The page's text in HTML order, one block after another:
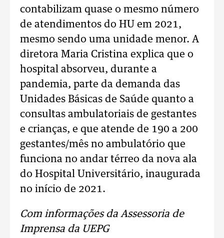
contabilizam quase o mesmo número
de atendimentos do HU em 2021,
mesmo sendo uma unidade menor. A
diretora Maria Cristina explica que o
hospital absorveu, durante a
pandemia, parte da demanda das
Unidades Básicas de Saúde quanto a
consultas ambulatoriais de gestantes
e crianças, e que atende de 190 a 200
gestantes/mês no ambulatório que
funciona no andar térreo da nova ala
do Hospital Universitário, inaugurada
no início de 2021.
Com informações da Assessoria de
Imprensa da UEPG